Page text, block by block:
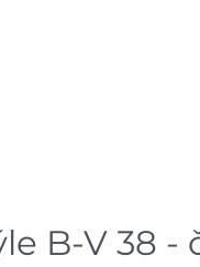
B-V 38 -